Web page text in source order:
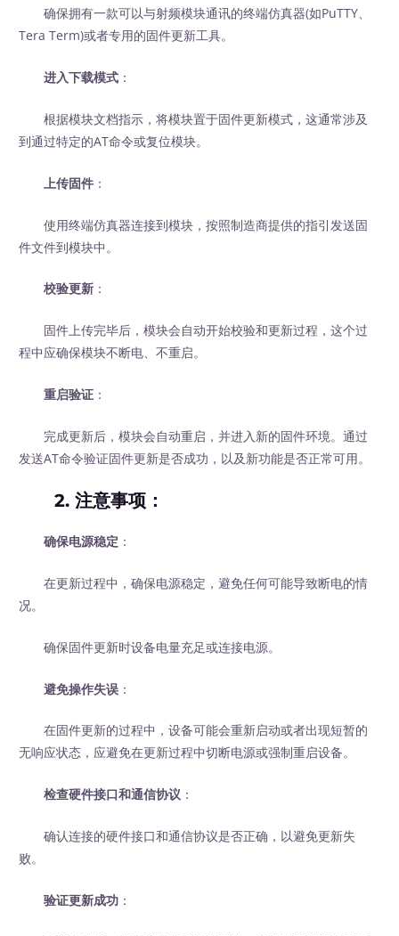
确保拥有一款可以与射频模块通讯的终端仿真器(如PuTTY、
Tera Term)或者专用的固件更新工具。
进入下载模式 ：
根据模块文档指示，将模块置于固件更新模式，这通常涉及
到通过特定的AT命令或复位模块。
上传固件 ：
使用终端仿真器连接到模块，按照制造商提供的指引发送固
件文件到模块中。
校验更新 ：
固件上传完毕后，模块会自动开始校验和更新过程，这个过
程中应确保模块不断电、不重启。
重启验证 ：
完成更新后，模块会自动重启，并进入新的固件环境。通过
发送AT命令验证固件更新是否成功，以及新功能是否正常可用。
2. 注意事项：
确保电源稳定 ：
在更新过程中，确保电源稳定，避免任何可能导致断电的情
况。
确保固件更新时设备电量充足或连接电源。
避免操作失误 ：
在固件更新的过程中，设备可能会重新启动或者出现短暂的
无响应状态，应避免在更新过程中切断电源或强制重启设备。
检查硬件接口和通信协议 ：
确认连接的硬件接口和通信协议是否正确，以避免更新失
败。
验证更新成功 ：